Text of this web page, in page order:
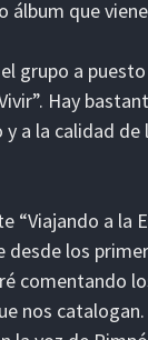
álbum que
grupo a
Hay
a la calidad
“Viajando a la
desde los
comentando
nos